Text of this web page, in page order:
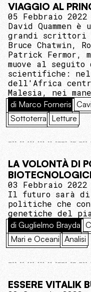
VIAGGIO AL
05 Febbraio 2022
David Quammen
grandi scrittori
Bruce Chatwin,
Patrick Fermor,
muove al
scientifiche:
dell'Africa
Malesia, nei
di Marco Forneris
Sottoterra Letture
LA VOLONTÀ DI
03 Febbraio 2022
Il futuro sarà di
politiche che
genetiche del
di Guglielmo Brayda
Mari e Oceani Analisi
ESSERE VITALIK